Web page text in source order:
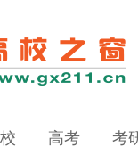
高考 考